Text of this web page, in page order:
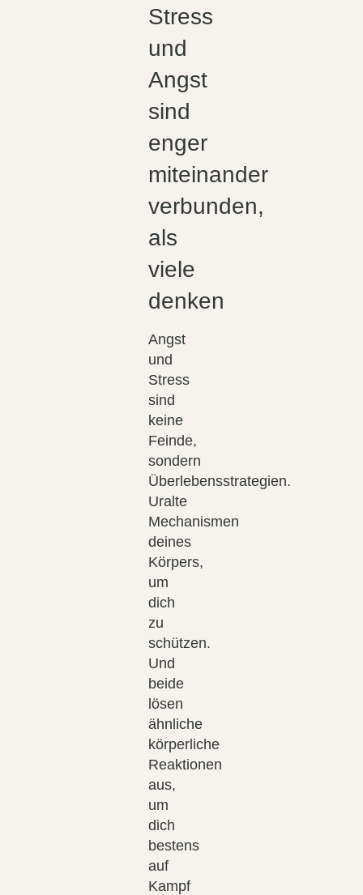
Stress
und
Angst
sind
enger
miteinander
verbunden,
als
viele
denken
Angst
und
Stress
sind
keine
Feinde,
sondern
Überlebensstrategien.
Uralte
Mechanismen
deines
Körpers,
um
dich
zu
schützen.
Und
beide
lösen
ähnliche
körperliche
Reaktionen
aus,
um
dich
bestens
auf
Kampf